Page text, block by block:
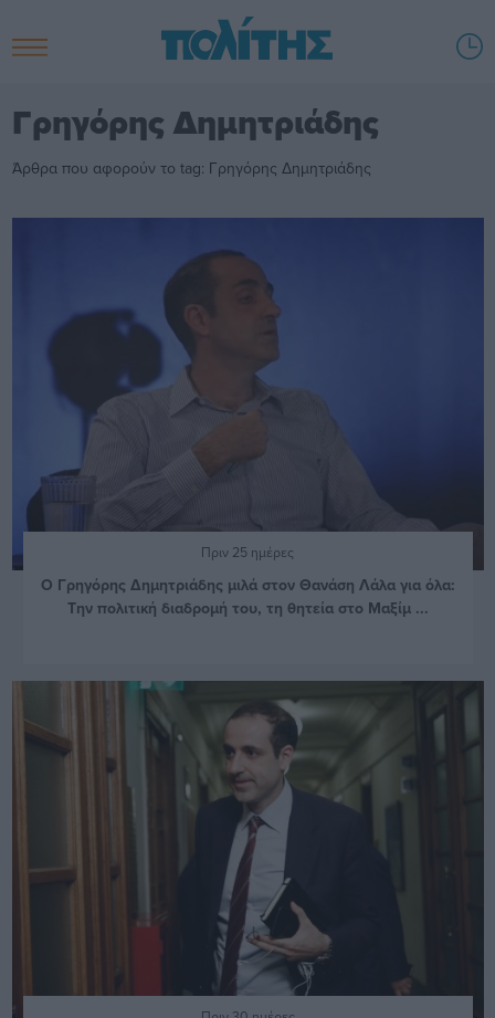
Γρηγόρης Δημητριάδης
Άρθρα που αφορούν το tag: Γρηγόρης Δημητριάδης
Πριν 25 ημέρες
O Γρηγόρης Δημητριάδης μιλά στον Θανάση Λάλα για όλα:
Την πολιτική διαδρομή του, τη θητεία στο Μαξίμ ...